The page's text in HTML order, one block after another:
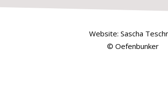
Website: Sascha
© Oefenbunker